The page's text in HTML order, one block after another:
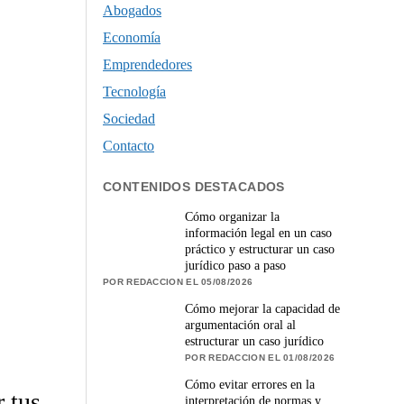
Abogados
Economía
Emprendedores
Tecnología
Sociedad
Contacto
CONTENIDOS DESTACADOS
Cómo organizar la
información legal en un caso
práctico y estructurar un caso
jurídico paso a paso
POR REDACCION EL 05/08/2026
Cómo mejorar la capacidad de
argumentación oral al
estructurar un caso jurídico
POR REDACCION EL 01/08/2026
Cómo evitar errores en la
interpretación de normas y